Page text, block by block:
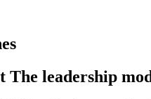
The leadership